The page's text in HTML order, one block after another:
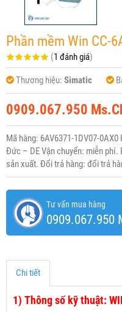
Phần mềm Win CC-
(1 đánh giá)
Thương hiệu: Simatic
0909.067.950
Mã hàng: 6AV6371-1DV07-
Đức – DE Vận chuyển: miễn phí.
sản xuất. Đổi trả hàng: đổi trả
Tư vấn mua hàng
0909.067.950
Chi tiết
1) Thông số kỹ thuật: